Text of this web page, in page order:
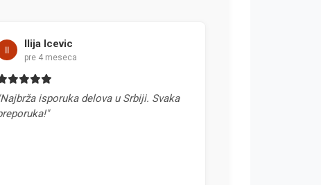
u Srbiji. Svaka
"Svaka preporuka. Rečeno mi je